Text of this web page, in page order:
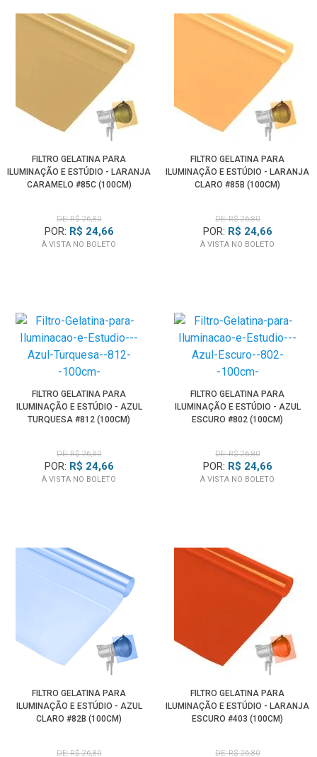
FILTRO GELATINA PARA
ILUMINAÇÃO E ESTÚDIO - LARANJA
CARAMELO #85C (100CM)
DE: R$ 26,80
POR: R$ 24,66
À VISTA NO BOLETO
FILTRO GELATINA PARA
ILUMINAÇÃO E ESTÚDIO - LARANJA
CLARO #85B (100CM)
DE: R$ 26,80
POR: R$ 24,66
À VISTA NO BOLETO
FILTRO GELATINA PARA
ILUMINAÇÃO E ESTÚDIO - AZUL
TURQUESA #812 (100CM)
DE: R$ 26,80
POR: R$ 24,66
À VISTA NO BOLETO
FILTRO GELATINA PARA
ILUMINAÇÃO E ESTÚDIO - AZUL
ESCURO #802 (100CM)
DE: R$ 26,80
POR: R$ 24,66
À VISTA NO BOLETO
FILTRO GELATINA PARA
ILUMINAÇÃO E ESTÚDIO - AZUL
CLARO #82B (100CM)
DE: R$ 26,80
FILTRO GELATINA PARA
ILUMINAÇÃO E ESTÚDIO - LARANJA
ESCURO #403 (100CM)
DE: R$ 26,80